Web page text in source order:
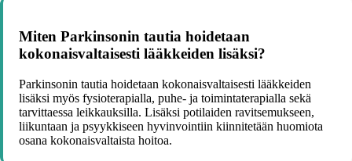
Miten Parkinsonin tautia hoidetaan
kokonaisvaltaisesti lääkkeiden lisäksi?
Parkinsonin tautia hoidetaan kokonaisvaltaisesti lääkkeiden
lisäksi myös fysioterapialla, puhe- ja toimintaterapialla sekä
tarvittaessa leikkauksilla. Lisäksi potilaiden ravitsemukseen,
liikuntaan ja psyykkiseen hyvinvointiin kiinnitetään huomiota
osana kokonaisvaltaista hoitoa.